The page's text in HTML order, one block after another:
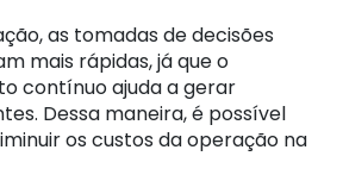
as tomadas de decisões
mais rápidas, já que o
contínuo ajuda a gerar
Dessa maneira, é possível
os custos da operação na